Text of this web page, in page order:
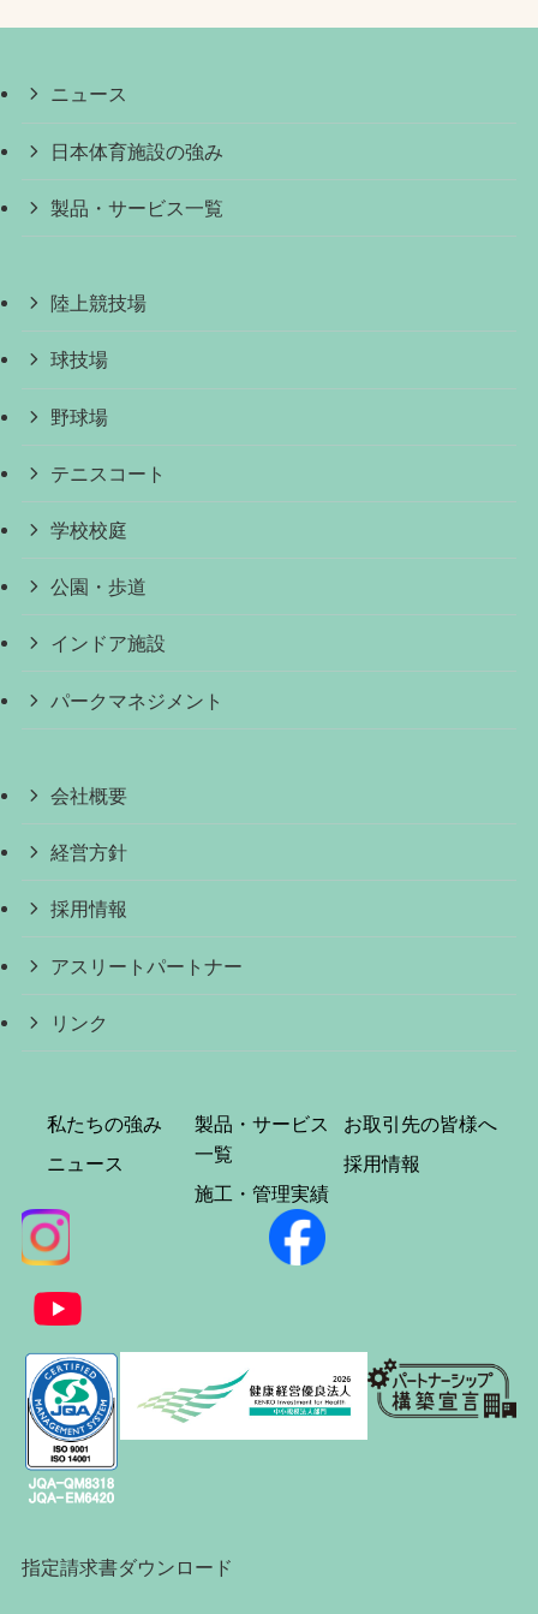
ニュース
日本体育施設の強み
製品・サービス一覧
陸上競技場
球技場
野球場
テニスコート
学校校庭
公園・歩道
インドア施設
パークマネジメント
会社概要
経営方針
採用情報
アスリートパートナー
リンク
私たちの強み
ニュース
製品・サービス
一覧
施工・管理実績
お取引先の皆様へ
採用情報
指定請求書ダウンロード